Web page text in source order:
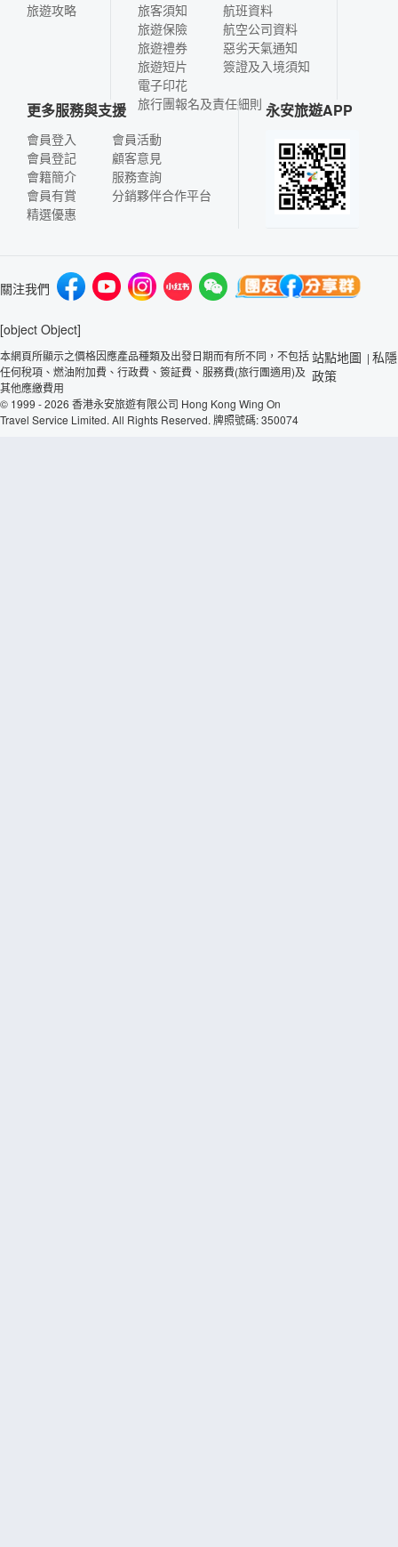
旅遊攻略
旅客須知
旅遊保險
旅遊禮券
旅遊短片
電子印花
航班資料
航空公司資料
惡劣天氣通知
簽證及入境須知
旅行團報名及責任細則
更多服務與支援
會員登入
會員登記
會籍簡介
會員有賞
精選優惠
會員活動
顧客意見
服務查詢
分銷夥伴合作平台
永安旅遊APP
關注我們
[object Object]
本網頁所顯示之價格因應產品種類及出發日期而有所不同，不包括
任何稅項、燃油附加費、行政費、簽証費、服務費(旅行團適用)及
其他應繳費用
© 1999 - 2026 香港永安旅遊有限公司 Hong Kong Wing On
Travel Service Limited. All Rights Reserved. 牌照號碼: 350074
站點地圖 | 私隱
政策